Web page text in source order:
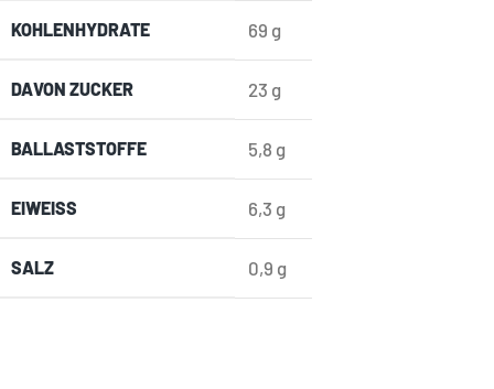
KOHLENHYDRATE 69 g
DAVON ZUCKER 23 g
BALLASTSTOFFE 5,8 g
EIWEISS 6,3 g
SALZ 0,9 g